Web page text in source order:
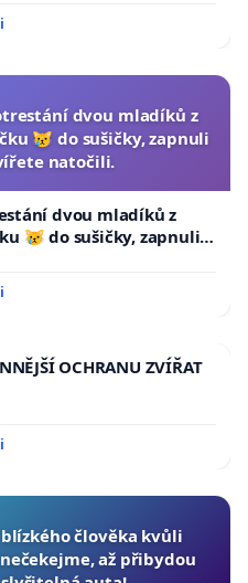
dvou mladíků z
😿 do sušičky, zapnuli
natočili.
dvou mladíků z
😿 do sušičky, zapnuli ji
OCHRANU ZVÍŘAT
člověka kvůli
až přibydou